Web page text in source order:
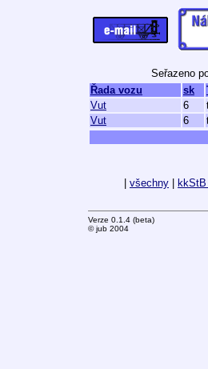
Seřazeno
Řada vozu
sk
Vut
6
Vut
6
všechny
Verze 0.1.4 (beta)
© jub 2004